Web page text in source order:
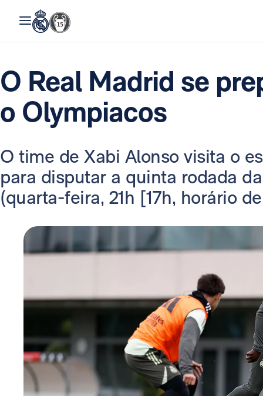
O Real Madrid se
o Olympiacos
O time de Xabi Alonso visita o
para disputar a quinta rodada
(quarta-feira, 21h [17h, horário